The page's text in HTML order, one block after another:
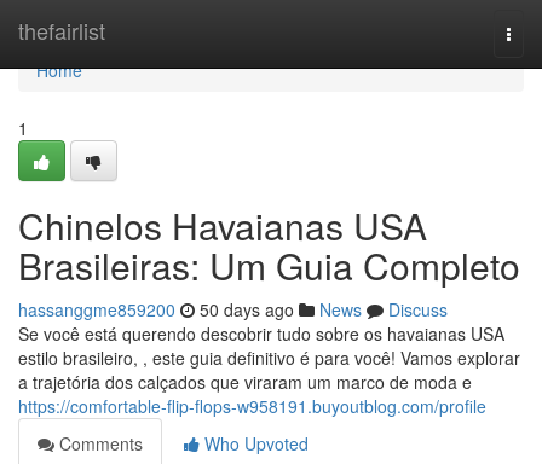
thefairlist
Home
Home
1
Chinelos Havaianas USA
Brasileiras: Um Guia Completo
hassanggme859200 50 days ago News
Discuss
Se você está querendo descobrir tudo sobre os havaianas USA
estilo brasileiro, , este guia definitivo é para você! Vamos explorar
a trajetória dos calçados que viraram um marco de moda e
https://comfortable-flip-flops-w958191.buyoutblog.com/profile
Comments
Who Upvoted